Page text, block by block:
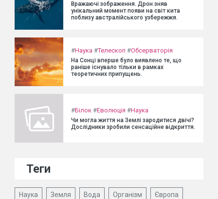
Вражаючі зображення. Дрон зняв
унікальний момент появи на світ кита
поблизу австралійського узбережжя.
#Наука #Телескоп #Обсерваторія
На Сонці вперше було виявлено те, що
раніше існувало тільки в рамках
теоретичних припущень.
#Білок #Еволюція #Наука
Чи могла життя на Землі зародитися двічі?
Дослідники зробили сенсаційне відкриття.
Теги
Наука Земля Вода Організм Європа